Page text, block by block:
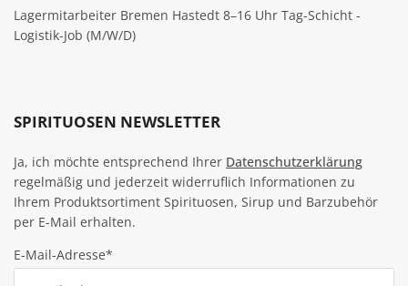
Lagermitarbeiter Bremen Hastedt 8–16 Uhr Tag-Schicht -
Logistik-Job (M/W/D)
SPIRITUOSEN NEWSLETTER
Ja, ich möchte entsprechend Ihrer Datenschutzerklärung
regelmäßig und jederzeit widerruflich Informationen zu
Ihrem Produktsortiment Spirituosen, Sirup und Barzubehör
per E-Mail erhalten.
E-Mail-Adresse*